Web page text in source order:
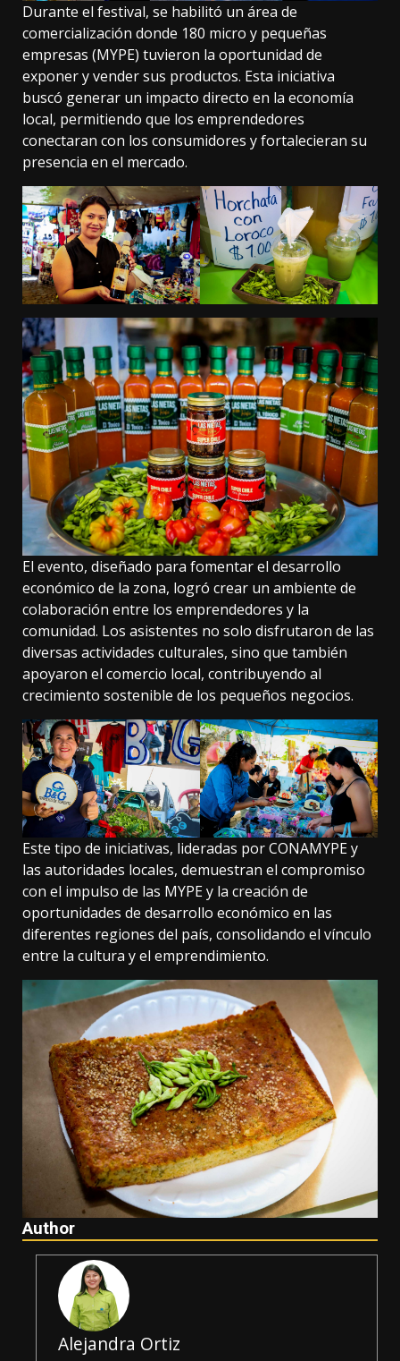
Durante el festival, se habilitó un área de
comercialización donde 180 micro y pequeñas
empresas (MYPE) tuvieron la oportunidad de
exponer y vender sus productos. Esta iniciativa
buscó generar un impacto directo en la economía
local, permitiendo que los emprendedores
conectaran con los consumidores y fortalecieran su
presencia en el mercado.
El evento, diseñado para fomentar el desarrollo
económico de la zona, logró crear un ambiente de
colaboración entre los emprendedores y la
comunidad. Los asistentes no solo disfrutaron de las
diversas actividades culturales, sino que también
apoyaron el comercio local, contribuyendo al
crecimiento sostenible de los pequeños negocios.
Este tipo de iniciativas, lideradas por CONAMYPE y
las autoridades locales, demuestran el compromiso
con el impulso de las MYPE y la creación de
oportunidades de desarrollo económico en las
diferentes regiones del país, consolidando el vínculo
entre la cultura y el emprendimiento.
Author
Alejandra Ortiz